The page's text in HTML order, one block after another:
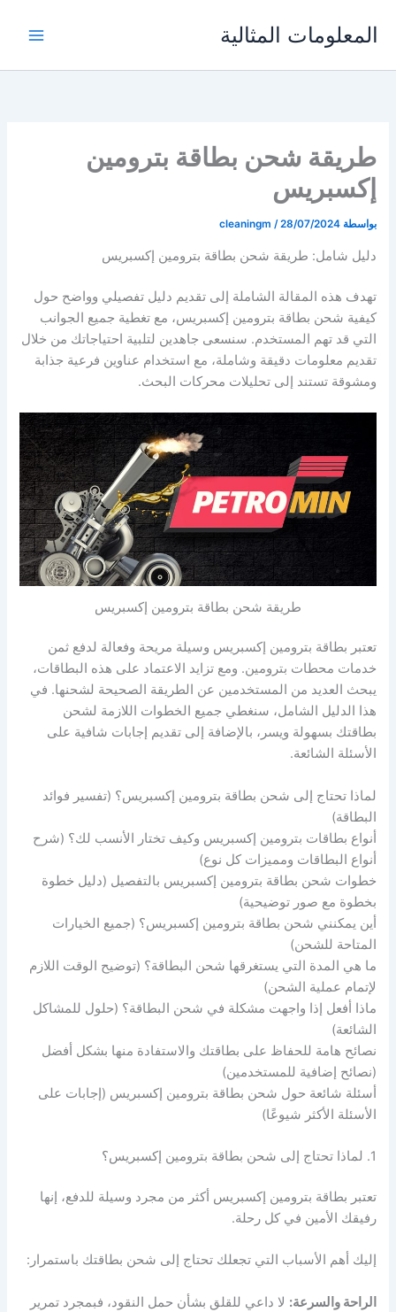
المعلومات المثالية
طريقة شحن بطاقة بترومين
إكسبريس
بواسطة cleaningm /28/07/2024
دليل شامل: طريقة شحن بطاقة بترومين إكسبريس
تهدف هذه المقالة الشاملة إلى تقديم دليل تفصيلي وواضح حول
كيفية شحن بطاقة بترومين إكسبريس، مع تغطية جميع الجوانب
التي قد تهم المستخدم. سنسعى جاهدين لتلبية احتياجاتك من خلال
تقديم معلومات دقيقة وشاملة، مع استخدام عناوين فرعية جذابة
ومشوقة تستند إلى تحليلات محركات البحث.
طريقة شحن بطاقة بترومين إكسبريس
تعتبر بطاقة بترومين إكسبريس وسيلة مريحة وفعالة لدفع ثمن
خدمات محطات بترومين. ومع تزايد الاعتماد على هذه البطاقات،
يبحث العديد من المستخدمين عن الطريقة الصحيحة لشحنها. في
هذا الدليل الشامل، سنغطي جميع الخطوات اللازمة لشحن
بطاقتك بسهولة ويسر، بالإضافة إلى تقديم إجابات شافية على
الأسئلة الشائعة.
لماذا تحتاج إلى شحن بطاقة بترومين إكسبريس؟ (تفسير فوائد
البطاقة)
أنواع بطاقات بترومين إكسبريس وكيف تختار الأنسب لك؟ (شرح
أنواع البطاقات ومميزات كل نوع)
خطوات شحن بطاقة بترومين إكسبريس بالتفصيل (دليل خطوة
بخطوة مع صور توضيحية)
أين يمكنني شحن بطاقة بترومين إكسبريس؟ (جميع الخيارات
المتاحة للشحن)
ما هي المدة التي يستغرقها شحن البطاقة؟ (توضيح الوقت اللازم
لإتمام عملية الشحن)
ماذا أفعل إذا واجهت مشكلة في شحن البطاقة؟ (حلول للمشاكل
الشائعة)
نصائح هامة للحفاظ على بطاقتك والاستفادة منها بشكل أفضل
(نصائح إضافية للمستخدمين)
أسئلة شائعة حول شحن بطاقة بترومين إكسبريس (إجابات على
الأسئلة الأكثر شيوعًا)
1. لماذا تحتاج إلى شحن بطاقة بترومين إكسبريس؟
تعتبر بطاقة بترومين إكسبريس أكثر من مجرد وسيلة للدفع، إنها
رفيقك الأمين في كل رحلة.
إليك أهم الأسباب التي تجعلك تحتاج إلى شحن بطاقتك باستمرار:
الراحة والسرعة: لا داعي للقلق بشأن حمل النقود، فبمجرد تمرير